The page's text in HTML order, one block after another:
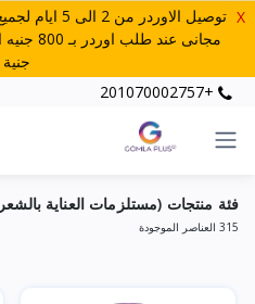
توصيل
X
+201070002757
فئة منتجات (مستلزمات العناية
315 العناصر الموجودة